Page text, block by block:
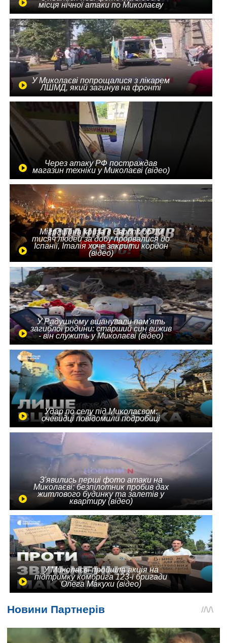
місця нічної атаки по Миколаєву
У Миколаєві попрощалися з лікарем
ЛШМД, який загинув на фронті
Через атаку РФ постраждав
магазин техніки у Миколаєві (відео)
Міграційна криза в Європі: до 10
тисяч людей за добу прорвалися до
Іспанії, Італія хоче закрити кордон
(відео)
У Радушному вшанували пам'ять
загиблої родини: старший син вижив
- він служить у Миколаєві (відео)
Удар по селу під Миколаєвом:
очевидці повідомили подробиці
З'явились перші фото атаки на
Миколаєві: безпілотник пробив дах
житлового будинку та залетів у
квартиру (відео)
У Миколаєві пройшла акція на
підтримку комбрига 123-ї бригади
Олега Макухи (відео)